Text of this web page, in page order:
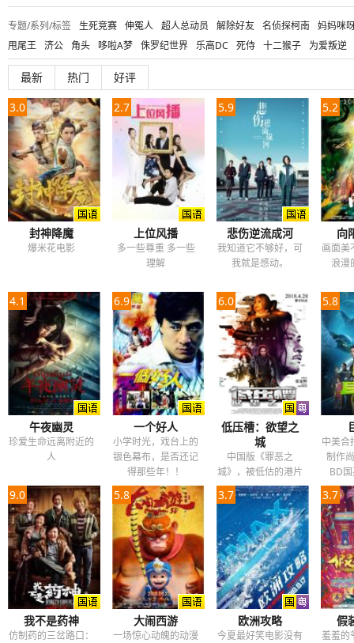
专题/系列/标签 生死竞赛 伸冤人 超人总动员 解除好友 名侦探柯南 妈妈咪
甩尾王 济公 角头 哆啦A梦 侏罗纪世界 乐高DC 死侍 十二猴子
为爱叛逆
深海狂鲨 魔国志 潜伏 上位 热血街区电影版
环太平洋
超级大山炮 怨灵
最新 热门
好评
3.0
封神降魔
爆米花电影
2.7
上位风播
多一些尊重 多一些
理解
5.9
悲伤逆流成河
我知道它不够好，可
我就是感动。
5.2
向
画面美
浪漫
4.1
午夜幽灵
珍爱生命远离附近的
人
6.9
一个好人
小学时光，戏台上的
银色幕布，是否还记
得那些年！！
6.0
低压槽：欲望之
城
中国版《罪恶之
城》，被低估的港片
佳作!更新BD国粤双
语中字
5.8
中美合
制作
BD
9.0
我不是药神
仿制药的三岔路口：
5.8
大闹西游
一场惊心动魄的动漫
3.7
欧洲攻略
今夏最好笑电影没有
3.7
假
羞羞的